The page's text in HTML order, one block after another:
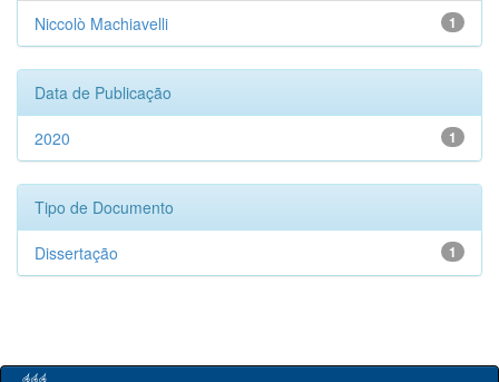
1
Niccolò Machiavelli
Data de Publicação
1
2020
Tipo de Documento
1
Dissertação